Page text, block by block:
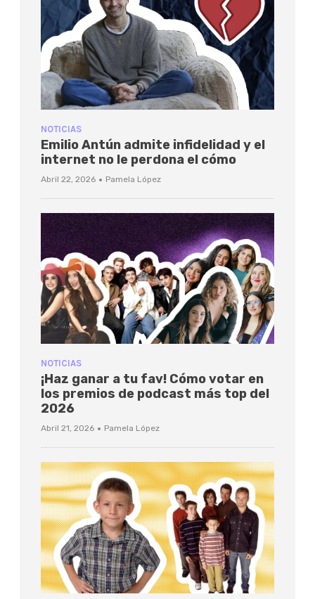
NOTICIAS
Emilio Antún admite infidelidad y el
internet no le perdona el cómo
Abril 22, 2026 · Pamela López
NOTICIAS
¡Haz ganar a tu fav! Cómo votar en
los premios de podcast más top del
2026
Abril 21, 2026 · Pamela López